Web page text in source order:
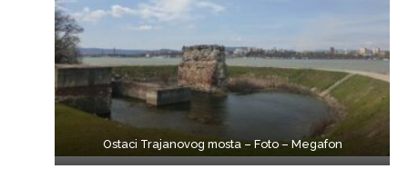
Ostaci Trajanovog mosta – Foto – Megafon